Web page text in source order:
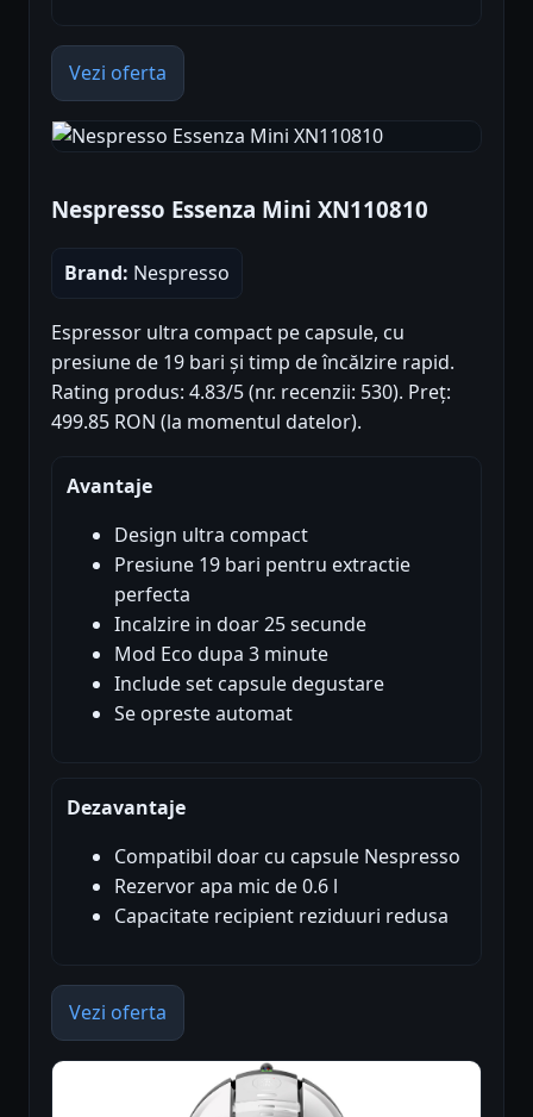
Vezi oferta
Nespresso Essenza Mini XN110810
Brand: Nespresso
Espressor ultra compact pe capsule, cu
presiune de 19 bari și timp de încălzire rapid.
Rating produs: 4.83/5 (nr. recenzii: 530). Preț:
499.85 RON (la momentul datelor).
Avantaje
Design ultra compact
Presiune 19 bari pentru extractie
perfecta
Incalzire in doar 25 secunde
Mod Eco dupa 3 minute
Include set capsule degustare
Se opreste automat
Dezavantaje
Compatibil doar cu capsule Nespresso
Rezervor apa mic de 0.6 l
Capacitate recipient reziduuri redusa
Vezi oferta